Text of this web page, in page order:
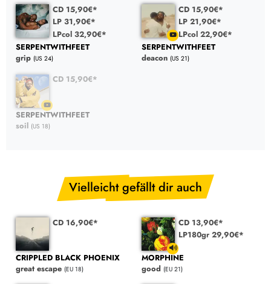
CD 15,90€*
LP 31,90€*
LPcol 32,90€*
SERPENTWITHFEET
grip (US 24)
CD 15,90€*
LP 21,90€*
LPcol 22,90€*
SERPENTWITHFEET
deacon (US 21)
CD 15,90€*
SERPENTWITHFEET
soil (US 18)
Vielleicht gefällt dir auch
CD 16,90€*
CRIPPLED BLACK PHOENIX
great escape (EU 18)
CD 13,90€*
LP180gr 29,90€*
MORPHINE
good (EU 21)